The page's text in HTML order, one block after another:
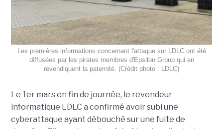
Les premières informations concernant l'attaque sur LDLC ont été
diffusées par les pirates membres d'Epsilon Group qui en
revendiquent la paternité. (Crédit photo : LDLC)
Le 1er mars en fin de journée, le revendeur
informatique LDLC a confirmé avoir subi une
cyberattaque ayant débouché sur une fuite de